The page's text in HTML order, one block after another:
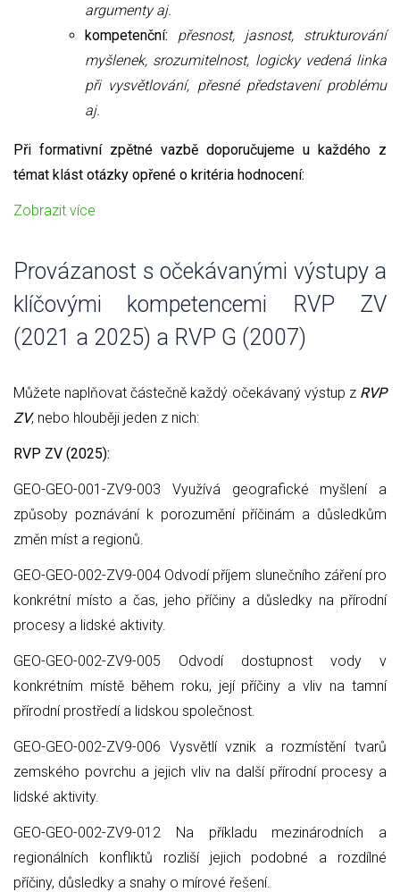
argumenty aj.
kompetenční:
přesnost, jasnost, strukturování
myšlenek, srozumitelnost, logicky vedená linka
při vysvětlování, přesné představení problému
aj.
Při formativní zpětné vazbě doporučujeme u každého z
témat klást otázky opřené o kritéria hodnocení:
Zobrazit více
Provázanost s očekávanými výstupy a
klíčovými kompetencemi RVP ZV
(2021 a 2025) a RVP G (2007)
Můžete naplňovat částečně každý očekávaný výstup z RVP
ZV, nebo hlouběji jeden z nich:
RVP ZV (2025):
GEO-GEO-001-ZV9-003 Využívá geografické myšlení a
způsoby poznávání k porozumění příčinám a důsledkům
změn míst a regionů.
GEO-GEO-002-ZV9-004 Odvodí příjem slunečního záření pro
konkrétní místo a čas, jeho příčiny a důsledky na přírodní
procesy a lidské aktivity.
GEO-GEO-002-ZV9-005 Odvodí dostupnost vody v
konkrétním místě během roku, její příčiny a vliv na tamní
přírodní prostředí a lidskou společnost.
GEO-GEO-002-ZV9-006 Vysvětlí vznik a rozmístění tvarů
zemského povrchu a jejich vliv na další přírodní procesy a
lidské aktivity.
GEO-GEO-002-ZV9-012 Na příkladu mezinárodních a
regionálních konfliktů rozliší jejich podobné a rozdílné
příčiny, důsledky a snahy o mírové řešení.